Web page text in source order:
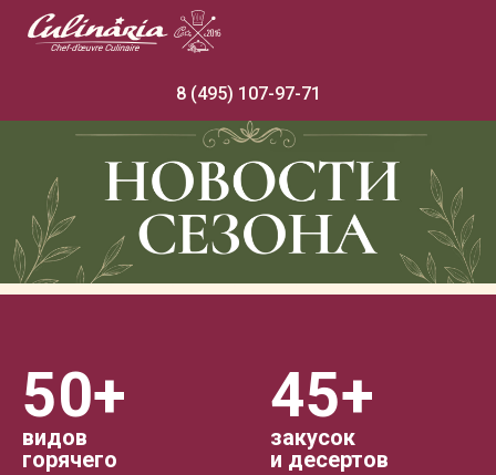
8 (495) 107-97-71
Праздник?
Готовые блюда
по Москве и области
50+
видов
горячего
45+
закусок
и десертов